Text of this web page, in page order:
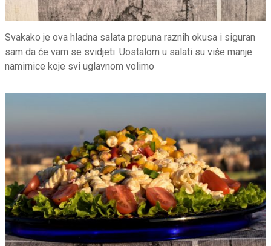
Svakako je ova hladna salata prepuna raznih okusa i siguran
sam da će vam se svidjeti. Uostalom u salati su više manje
namirnice koje svi uglavnom volimo